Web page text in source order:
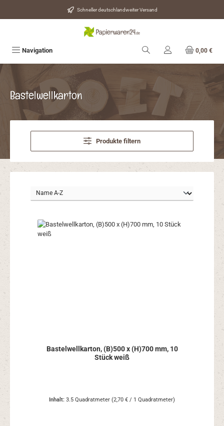
Zum Hauptinhalt springen Schneller deutschlandweiter Versand
Navigation 0,00 €
Bastelwellkarton
Produkte filtern
Bastelwellkarton, (B)500 x (H)700 mm, 10
Stück weiß
Inhalt: 3.5 Quadratmeter (2,70 € / 1 Quadratmeter)